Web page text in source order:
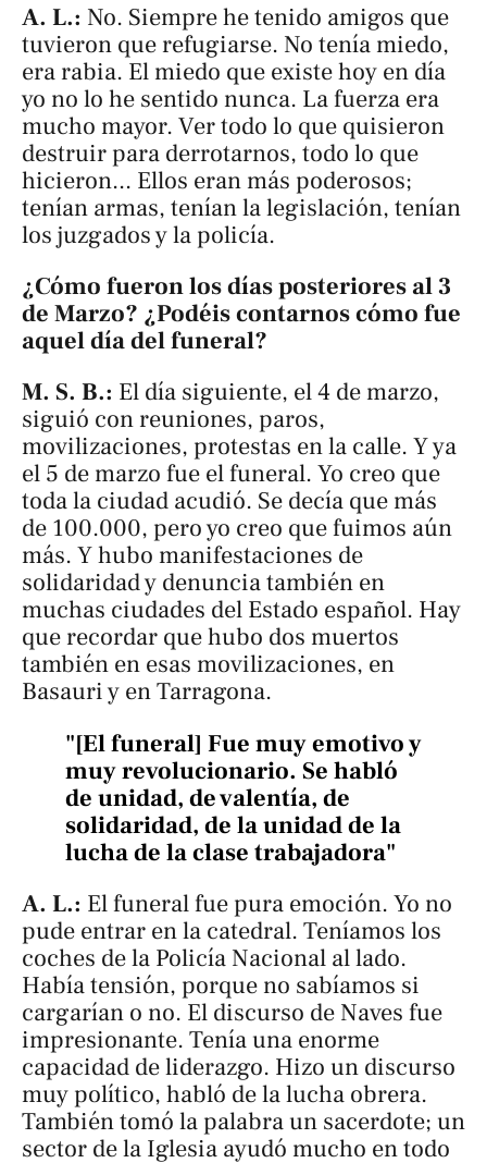
A. L.: No. Siempre he tenido amigos que
tuvieron que refugiarse. No tenía miedo,
era rabia. El miedo que existe hoy en día
yo no lo he sentido nunca. La fuerza era
mucho mayor. Ver todo lo que quisieron
destruir para derrotarnos, todo lo que
hicieron... Ellos eran más poderosos;
tenían armas, tenían la legislación, tenían
los juzgados y la policía.
¿Cómo fueron los días posteriores al 3
de Marzo? ¿Podéis contarnos cómo fue
aquel día del funeral?
M. S. B.: El día siguiente, el 4 de marzo,
siguió con reuniones, paros,
movilizaciones, protestas en la calle. Y ya
el 5 de marzo fue el funeral. Yo creo que
toda la ciudad acudió. Se decía que más
de 100.000, pero yo creo que fuimos aún
más. Y hubo manifestaciones de
solidaridad y denuncia también en
muchas ciudades del Estado español. Hay
que recordar que hubo dos muertos
también en esas movilizaciones, en
Basauri y en Tarragona.
"[El funeral] Fue muy emotivo y
muy revolucionario. Se habló
de unidad, de valentía, de
solidaridad, de la unidad de la
lucha de la clase trabajadora"
A. L.: El funeral fue pura emoción. Yo no
pude entrar en la catedral. Teníamos los
coches de la Policía Nacional al lado.
Había tensión, porque no sabíamos si
cargarían o no. El discurso de Naves fue
impresionante. Tenía una enorme
capacidad de liderazgo. Hizo un discurso
muy político, habló de la lucha obrera.
También tomó la palabra un sacerdote; un
sector de la Iglesia ayudó mucho en todo